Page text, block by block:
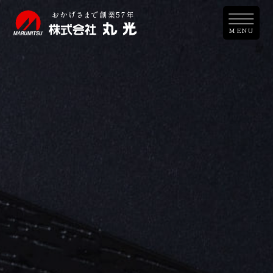
おか げさ まで創業57年
M ENU